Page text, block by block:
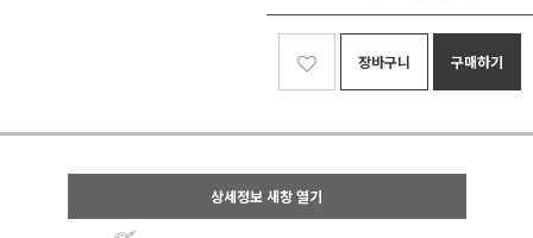
장바구니 구매하기
상세정보 새창 열기